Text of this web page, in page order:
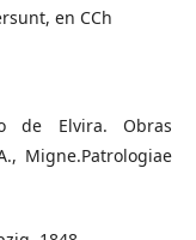
en CCh
de Elvira. Obras
Migne.Patrologiae